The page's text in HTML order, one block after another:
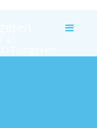
Tongeren